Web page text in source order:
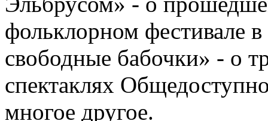
фольклорном фестивале
свободные бабочки» - о
спектаклях
многое другое.